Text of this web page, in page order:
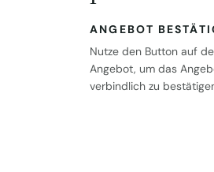
ANGEBOT
Nutze den Button auf
Angebot, um das
verbindlich zu